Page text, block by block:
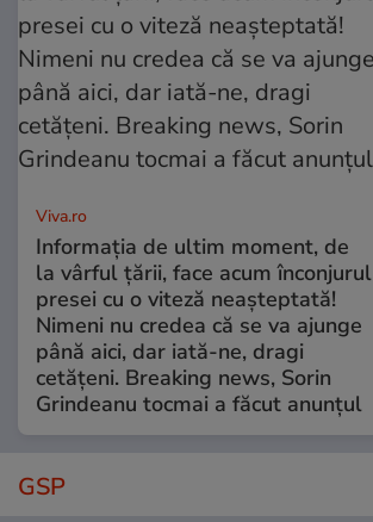
Viva.ro
Informația de ultim moment, de
la vârful țării, face acum înconjurul
presei cu o viteză neașteptată!
Nimeni nu credea că se va ajunge
până aici, dar iată-ne, dragi
cetățeni. Breaking news, Sorin
Grindeanu tocmai a făcut anunțul
GSP